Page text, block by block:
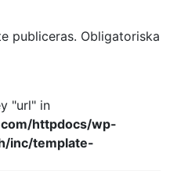
publiceras. Obligatoriska
"url" in
httpdocs/wp-
inc/template-